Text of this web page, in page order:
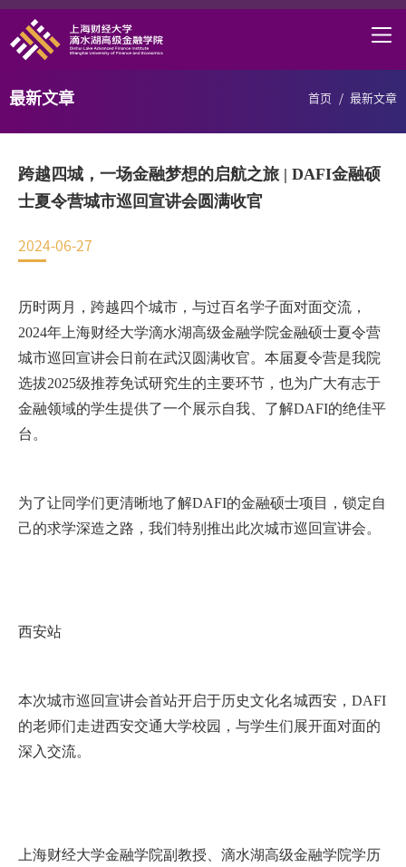
首页
学术研究
DAFI招聘
信息服务
院长邮箱
邮编：201306
总机：021-38221153
首页 / 最新文章
最新文章
跨越四城，一场金融梦想的启航之旅 | DAFI金融硕
士夏令营城市巡回宣讲会圆满收官
2024-06-27
历时两月，跨越四个城市，与过百名学子面对面交流，
2024年上海财经大学滴水湖高级金融学院金融硕士夏令营
城市巡回宣讲会日前在武汉圆满收官。本届夏令营是我院
选拔2025级推荐免试研究生的主要环节，也为广大有志于
金融领域的学生提供了一个展示自我、了解DAFI的绝佳平
台。
为了让同学们更清晰地了解DAFI的金融硕士项目，锁定自
己的求学深造之路，我们特别推出此次城市巡回宣讲会。
西安站
本次城市巡回宣讲会首站开启于历史文化名城西安，DAFI
的老师们走进西安交通大学校园，与学生们展开面对面的
深入交流。
上海财经大学金融学院副教授、滴水湖高级金融学院学历